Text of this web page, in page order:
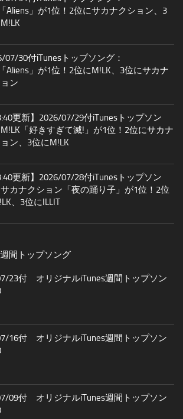
Aliens」が1位！2位にサカナクション、3
07/30付iTunesトップソング：
Aliens」が1位！2位にM!LK、3位にサカナ
ン
更新】2026/07/29付iTunesトップソン
「好きすぎて滅!」が1位！2位にサカナ
ン、3位にM!LK
更新】2026/07/28付iTunesトップソン
カナクション「夜の踊り子」が1位！2位
、3位にILLIT
間トップソング
23付 オリジナルiTunes週間トップソン
16付 オリジナルiTunes週間トップソン
09付 オリジナルiTunes週間トップソン